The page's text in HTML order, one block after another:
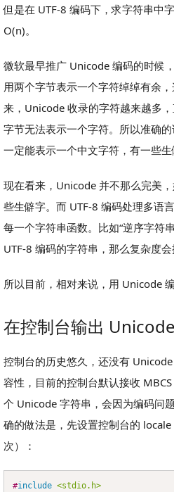
但是在 UTF-8 编码下，求字符串中
O(n)。
微软最早推广 Unicode 编码的时候
用两个字节表示一个字符绰绰有余
来，Unicode 收录的字符越来越多
字节无法表示一个字符。所以准确
一定能表示一个中文字符，有一些生
现在看来，Unicode 并不那么完美
些生僻字。而 UTF-8 编码处理多语
每一个字符串函数。比如“逆序字符
UTF-8 编码的字符串，那么复杂度会
所以目前，相对来说，用 Unicode
在控制台输出
控制台的历史悠久，还没有
容性，目前的控制台默认接收
个 Unicode 字符串，会因为编码问
确的做法是，先设置控制台的
次）：
#include <stdio.h>